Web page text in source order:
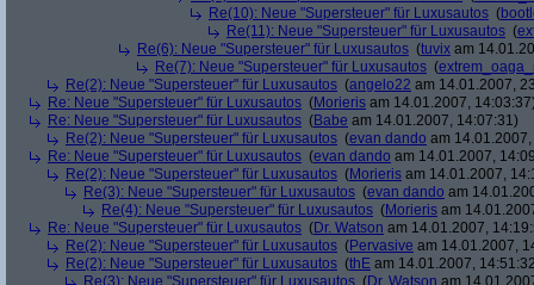
Re(10): Neue "Supersteuer" für Luxusautos (
Re(11): Neue "Supersteuer" für Luxusautos (
Re(6): Neue "Supersteuer" für Luxusautos (tuvix am
Re(7): Neue "Supersteuer" für Luxusautos (
Re(2): Neue "Supersteuer" für Luxusautos (angelo22 am 14.01.2007,
Re: Neue "Supersteuer" für Luxusautos (Morieris am 14.01.2007,
Re: Neue "Supersteuer" für Luxusautos (Babe am 14.01.2007, 14:07:31)
Re(2): Neue "Supersteuer" für Luxusautos (evan dando am
Re: Neue "Supersteuer" für Luxusautos (evan dando am 14.01.2007,
Re(2): Neue "Supersteuer" für Luxusautos (Morieris am 14.01.2007,
Re(3): Neue "Supersteuer" für Luxusautos (evan dando am
Re(4): Neue "Supersteuer" für Luxusautos (Morieris am
Re: Neue "Supersteuer" für Luxusautos (Dr. Watson am 14.01.2007,
Re(2): Neue "Supersteuer" für Luxusautos (Pervasive am 14.01.2007,
Re(2): Neue "Supersteuer" für Luxusautos (thE am 14.01.2007,
Re(3): Neue "Supersteuer" für Luxusautos (Dr. Watson am